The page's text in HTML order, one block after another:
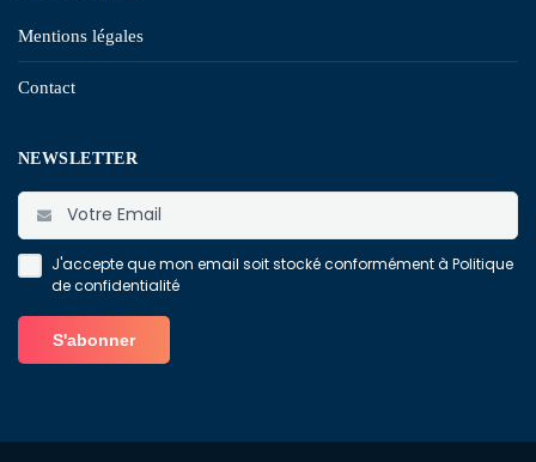
Mentions légales
Contact
NEWSLETTER
J'accepte que mon email soit stocké conformément à Politique
de confidentialité